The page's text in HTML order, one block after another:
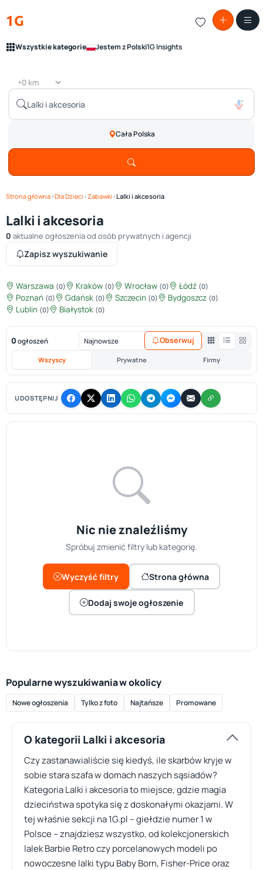
1G
Wszystkie kategorie Jestem z Polski1G Insights
Cała Polska
Strona główna›Dla Dzieci ›Zabawki ›Lalki i akcesoria
Lalki i akcesoria
0 aktualne ogłoszenia od osób prywatnych i agencji
Zapisz wyszukiwanie
Warszawa (0) Kraków (0) Wrocław (0) Łódź (0)
Poznań (0) Gdańsk (0) Szczecin (0) Bydgoszcz (0)
Lublin (0) Białystok (0)
0 ogłoszeń
Wszyscy Prywatne Firmy
Obserwuj
UDOSTĘPNIJ
Nic nie znaleźliśmy
Spróbuj zmienić filtry lub kategorię.
Wyczyść filtry Strona główna
Dodaj swoje ogłoszenie
Popularne wyszukiwania w okolicy
Nowe ogłoszenia Tylko z foto Najtańsze Promowane
O kategorii Lalki i akcesoria
Czy zastanawialiście się kiedyś, ile skarbów kryje w
sobie stara szafa w domach naszych sąsiadów?
Kategoria Lalki i akcesoria to miejsce, gdzie magia
dzieciństwa spotyka się z doskonałymi okazjami. W
tej właśnie sekcji na 1G.pl – giełdzie numer 1 w
Polsce – znajdziesz wszystko, od kolekcjonerskich
lalek Barbie Retro czy porcelanowych modeli po
nowoczesne lalki typu Baby Born, Fisher-Price oraz